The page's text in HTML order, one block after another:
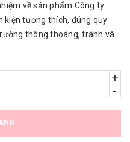
về sản phẩm Công ty
kiện tương thích, đúng quy
thông thoáng, tránh vào
+
-